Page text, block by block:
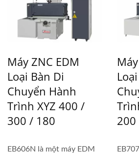
Máy ZNC EDM
Loại Bàn Di
Chuyển Hành
Trình XYZ 400 /
300 / 180
EB606N là một máy EDM
200